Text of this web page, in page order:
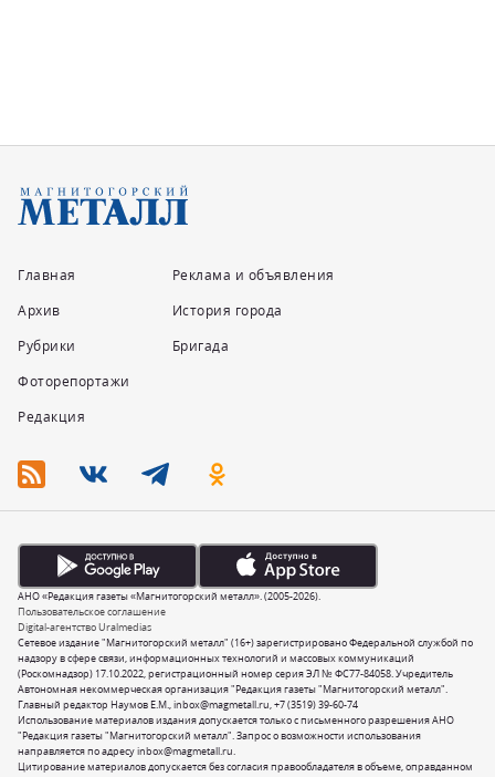
Главная
Архив
Рубрики
Фоторепортажи
Редакция
Реклама и объявления
История города
Бригада
Сетевое издание "Магнитогорский металл" (16+) зарегистрировано Федеральной службой по
надзору в сфере связи, информационных технологий и массовых коммуникаций
(Роскомнадзор) 17.10.2022, регистрационный номер серия ЭЛ № ФС77-84058. Учредитель
Автономная некоммерческая организация "Редакция газеты "Магнитогорский металл".
Главный редактор Наумов Е.М.,inbox@magmetall.ru,+7 (3519) 39-60-74
Использование материалов издания допускается только с письменного разрешения АНО
"Редакция газеты "Магнитогорский металл". Запрос о возможности использования
направляется по адресуinbox@magmetall.ru.
Цитирование материалов допускается без согласия правообладателя в объеме, оправданном
Пользовательское соглашение
Digital-агентство Uralmedias
АНО «Редакция газеты «Магнитогорский металл». (2005-2026).